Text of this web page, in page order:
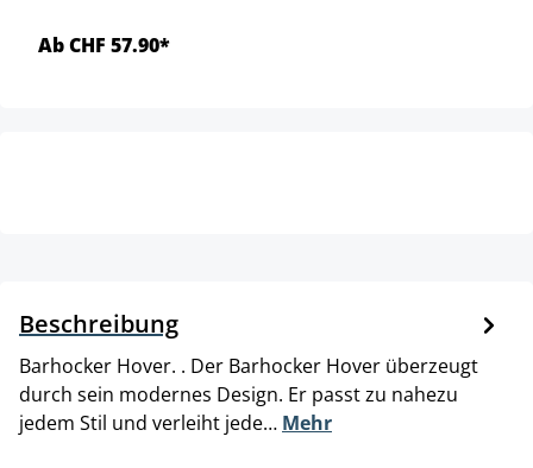
Ab CHF 57.90*
Beschreibung
Barhocker Hover. . Der Barhocker Hover überzeugt
durch sein modernes Design. Er passt zu nahezu
jedem Stil und verleiht jede… Mehr